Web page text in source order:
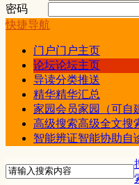
密码
快捷导航
门户门户主页
论坛论坛主页
导读分类推送
精华精华汇总
家园会员家园（可自
高级搜索高级全文搜
智能辨证智能协助自